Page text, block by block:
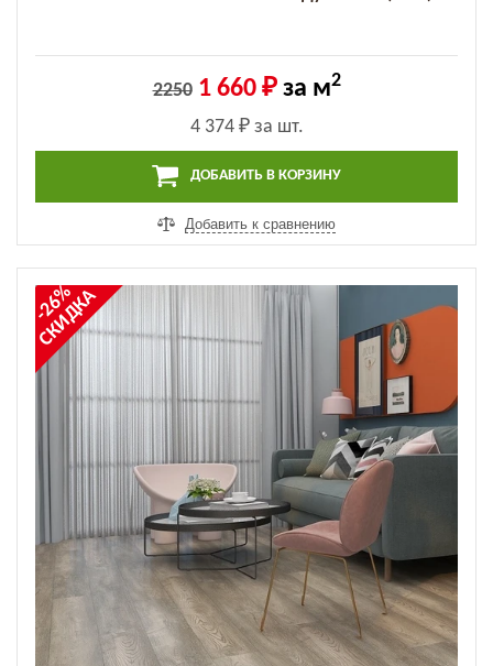
2250 1 660 ₽за м2
4 374 ₽за шт.
ДОБАВИТЬ В КОРЗИНУ
Добавить к сравнению
-26%
СКИДКА